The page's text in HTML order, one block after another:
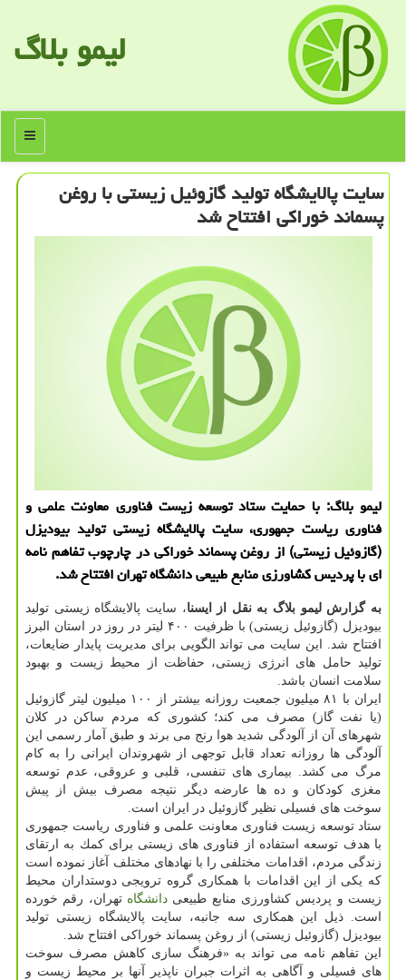
لیمو بلاگ
منو
سایت پالایشگاه تولید گازوئیل زیستی با روغن
پسماند خوراكی افتتاح شد
لیمو بلاگ: با حمایت ستاد توسعه زیست فناوری معاونت علمی و
فناوری ریاست جمهوری، سایت پالایشگاه زیستی تولید بیودیزل
(گازوئیل زیستی) از روغن پسماند خوراكی در چارچوب تفاهم نامه
ای با پردیس كشاورزی منابع طبیعی دانشگاه تهران افتتاح شد.
به گزارش لیمو بلاگ به نقل از ایسنا، سایت پالایشگاه زیستی تولید
بیودیزل (گازوئیل زیستی) با ظرفیت ۴۰۰ لیتر در روز در استان البرز
افتتاح شد. این سایت می تواند الگویی برای مدیریت پایدار ضایعات،
تولید حامل های انرژی زیستی، حفاظت از محیط زیست و بهبود
سلامت انسان باشد.
ایران با ۸۱ میلیون جمعیت روزانه بیشتر از ۱۰۰ میلیون لیتر گازوئیل
(یا نفت گاز) مصرف می كند؛ كشوری كه مردم ساكن در كلان
شهرهای آن از آلودگی شدید هوا رنج می برند و طبق آمار رسمی این
آلودگی ها روزانه تعداد قابل توجهی از شهروندان ایرانی را به كام
مرگ می كشد. بیماری های تنفسی، قلبی و عروقی، عدم توسعه
مغزی كودكان و ده ها عارضه دیگر نتیجه مصرف بیش از پیش
سوخت های فسیلی نظیر گازوئیل در ایران است.
ستاد توسعه زیست فناوری معاونت علمی و فناوری ریاست جمهوری
با هدف توسعه استفاده از فناوری های زیستی برای كمك به ارتقای
زندگی مردم، اقدامات مختلفی را با نهادهای مختلف آغاز نموده است
كه یكی از این اقدامات با همكاری گروه ترویجی دوستداران محیط
زیست و پردیس كشاورزی منابع طبیعی دانشگاه تهران، رقم خورده
است. ذیل این همكاری سه جانبه، سایت پالایشگاه زیستی تولید
بیودیزل (گازوئیل زیستی) از روغن پسماند خوراكی افتتاح شد.
این تفاهم نامه می تواند به «فرهنگ سازی كاهش مصرف سوخت
های فسیلی و آگاهی به اثرات جبران ناپذیر آنها بر محیط زیست و